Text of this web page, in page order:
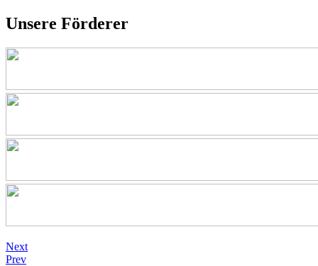
Unsere Förderer
Next
Prev